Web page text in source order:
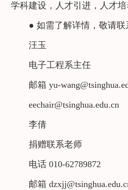
学科建设，人才引进，人才培
● 如需了解详情，敬请联
汪玉
电子工程系主任
邮箱 yu-
eechair@tsinghua.edu.cn
李倩
捐赠联系老师
电话 010-62789872
邮箱